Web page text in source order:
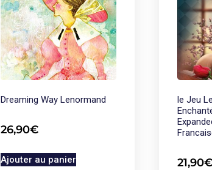
Dreaming Way Lenormand
26,90€
Ajouter au panier
le Jeu
21,90€